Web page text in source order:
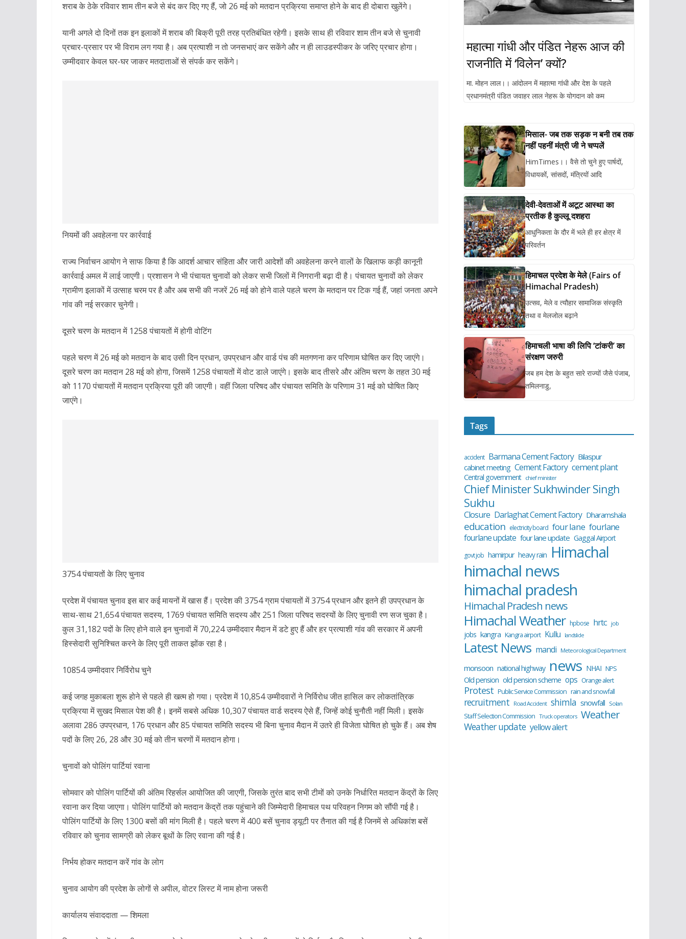
शराब के ठेके रविवार शाम तीन बजे से बंद कर दिए गए हैं, जो 26 मई को मतदान प्रक्रिया समाप्त होने के बाद ही दोबारा खुलेंगे।
यानी अगले दो दिनों तक इन इलाकों में शराब की बिक्री पूरी तरह प्रतिबंधित रहेगी। इसके साथ ही रविवार शाम तीन बजे से चुनावी
प्रचार-प्रसार पर भी विराम लग गया है। अब प्रत्याशी न तो जनसभाएं कर सकेंगे और न ही लाउडस्पीकर के जरिए प्रचार होगा।
उम्मीदवार केवल घर-घर जाकर मतदाताओं से संपर्क कर सकेंगे।
नियमों की अवहेलना पर कार्रवाई
राज्य निर्वाचन आयोग ने साफ किया है कि आदर्श आचार संहिता और जारी आदेशों की अवहेलना करने वालों के खिलाफ कड़ी कानूनी
कार्रवाई अमल में लाई जाएगी। प्रशासन ने भी पंचायत चुनावों को लेकर सभी जिलों में निगरानी बढ़ा दी है। पंचायत चुनावों को लेकर
ग्रामीण इलाकों में उत्साह चरम पर है और अब सभी की नजरें 26 मई को होने वाले पहले चरण के मतदान पर टिक गई हैं, जहां जनता अपने
गांव की नई सरकार चुनेगी।
दूसरे चरण के मतदान में 1258 पंचायतों में होगी वोटिंग
पहले चरण में 26 मई को मतदान के बाद उसी दिन प्रधान, उपप्रधान और वार्ड पंच की मतगणना कर परिणाम घोषित कर दिए जाएंगे।
दूसरे चरण का मतदान 28 मई को होगा, जिसमें 1258 पंचायतों में वोट डाले जाएंगे। इसके बाद तीसरे और अंतिम चरण के तहत 30 मई
को 1170 पंचायतों में मतदान प्रक्रिया पूरी की जाएगी। वहीं जिला परिषद और पंचायत समिति के परिणाम 31 मई को घोषित किए
जाएंगे।
3754 पंचायतों के लिए चुनाव
प्रदेश में पंचायत चुनाव इस बार कई मायनों में खास हैं। प्रदेश की 3754 ग्राम पंचायतों में 3754 प्रधान और इतने ही उपप्रधान के
साथ-साथ 21,654 पंचायत सदस्य, 1769 पंचायत समिति सदस्य और 251 जिला परिषद सदस्यों के लिए चुनावी रण सज चुका है।
कुल 31,182 पदों के लिए होने वाले इन चुनावों में 70,224 उम्मीदवार मैदान में डटे हुए हैं और हर प्रत्याशी गांव की सरकार में अपनी
हिस्सेदारी सुनिश्चित करने के लिए पूरी ताकत झोंक रहा है।
10854 उम्मीदवार निर्विरोध चुने
कई जगह मुकाबला शुरू होने से पहले ही खत्म हो गया। प्रदेश में 10,854 उम्मीदवारों ने निर्विरोध जीत हासिल कर लोकतांत्रिक
प्रक्रिया में सुखद मिसाल पेश की है। इनमें सबसे अधिक 10,307 पंचायत वार्ड सदस्य ऐसे हैं, जिन्हें कोई चुनौती नहीं मिली। इसके
अलावा 286 उपप्रधान, 176 प्रधान और 85 पंचायत समिति सदस्य भी बिना चुनाव मैदान में उतरे ही विजेता घोषित हो चुके हैं। अब शेष
पदों के लिए 26, 28 और 30 मई को तीन चरणों में मतदान होगा।
चुनावों को पोलिंग पार्टियां रवाना
सोमवार को पोलिंग पार्टियों की अंतिम रिहर्सल आयोजित की जाएगी, जिसके तुरंत बाद सभी टीमों को उनके निर्धारित मतदान केंद्रों के लिए
रवाना कर दिया जाएगा। पोलिंग पार्टियों को मतदान केंद्रों तक पहुंचाने की जिम्मेदारी हिमाचल पथ परिवहन निगम को सौंपी गई है।
पोलिंग पार्टियों के लिए 1300 बसों की मांग मिली है। पहले चरण में 400 बसें चुनाव ड्यूटी पर तैनात की गई है जिनमें से अधिकांश बसें
रविवार को चुनाव सामग्री को लेकर बूथों के लिए रवाना की गई है।
निर्भय होकर मतदान करें गांव के लोग
चुनाव आयोग की प्रदेश के लोगों से अपील, वोटर लिस्ट में नाम होना जरूरी
कार्यालय संवाददाता — शिमला
महात्मा गांधी और पंडित नेहरू आज की
राजनीति में ‘विलेन’ क्यों?
मा. मोहन लाल।। आंदोलन में महात्मा गांधी और देश के पहले
प्रधानमंत्री पंडित जवाहर लाल नेहरू के योगदान को कम
मिसाल- जब तक सड़क न बनी तब तक
नहीं पहनीं मंत्री जी ने चप्पलें
HimTimes।। वैसे तो चुने हुए पार्षदों,
विधायकों, सांसदों, मंत्रियों आदि
देवी-देवताओं में अटूट आस्था का
प्रतीक है कुल्लू दशहरा
आधुनिकता के दौर में भले ही हर क्षेत्र में
परिवर्तन
हिमाचल प्रदेश के मेले (Fairs of
Himachal Pradesh)
उत्सव, मेले व त्यौहार सामाजिक संस्कृति
तथा व मेलजोल बढ़ाने
हिमाचली भाषा की लिपि ‘टांकरी’ का
संरक्षण जरुरी
जब हम देश के बहुत सारे राज्यों जैसे पंजाब,
तमिलनाडु,
Tags
accident Barmana Cement Factory Bilaspur
cabinet meeting Cement Factory cement plant
Central government chief minister
Chief Minister Sukhwinder Singh
Sukhu
Closure Darlaghat Cement Factory Dharamshala
education electricity board four lane fourlane
fourlane update four lane update Gaggal Airport
govt job hamirpur heavy rain Himachal
himachal news
himachal pradesh
Himachal Pradesh news
Himachal Weather hpbose hrtc job
jobs kangra Kangra airport Kullu landslide
Latest News mandi Meteorological Department
monsoon national highway news NHAI NPS
Old pension old pension scheme ops Orange alert
Protest Public Service Commission rain and snowfall
recruitment Road Accident shimla snowfall Solan
Staff Selection Commission Truck operators Weather
Weather update yellow alert